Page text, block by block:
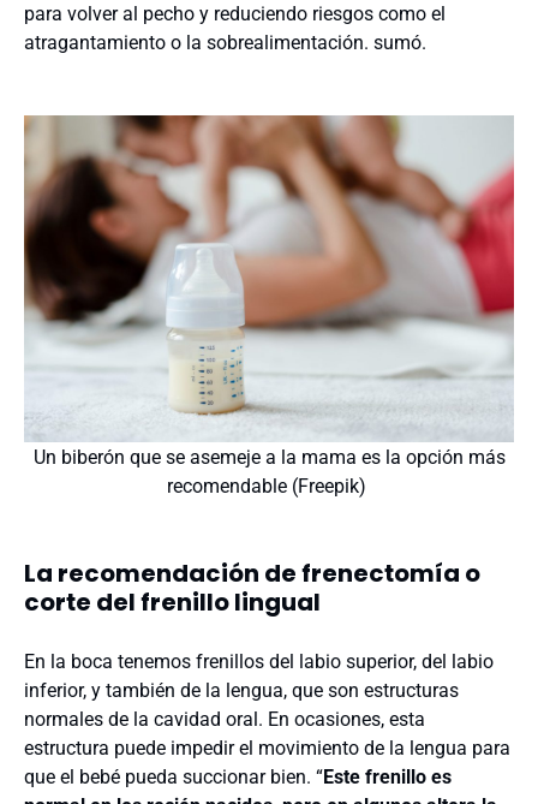
para volver al pecho y reduciendo riesgos como el
atragantamiento o la sobrealimentación. sumó.
Un biberón que se asemeje a la mama es la opción más
recomendable (Freepik)
La recomendación de frenectomía o
corte del frenillo lingual
En la boca tenemos frenillos del labio superior, del labio
inferior, y también de la lengua, que son estructuras
normales de la cavidad oral. En ocasiones, esta
estructura puede impedir el movimiento de la lengua para
que el bebé pueda succionar bien. “Este frenillo es